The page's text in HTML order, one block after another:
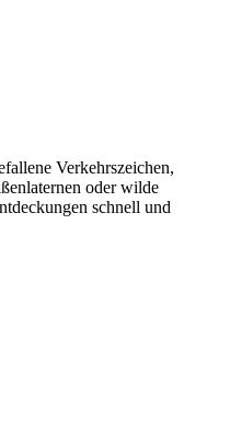
Verkehrszeichen,
oder wilde
schnell und